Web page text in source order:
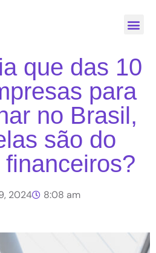
que das 10
para
no Brasil,
são do
2024 8:08 am